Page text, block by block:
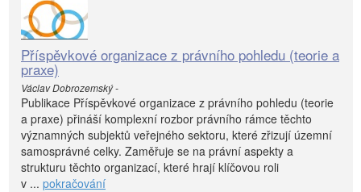
Příspěvkové organizace z právního pohledu (teorie a
praxe)
Václav Dobrozemský -
Publikace Příspěvkové organizace z právního pohledu (teorie
a praxe) přináší komplexní rozbor právního rámce těchto
významných subjektů veřejného sektoru, které zřizují územní
samosprávné celky. Zaměřuje se na právní aspekty a
strukturu těchto organizací, které hrají klíčovou roli
v ... pokračování